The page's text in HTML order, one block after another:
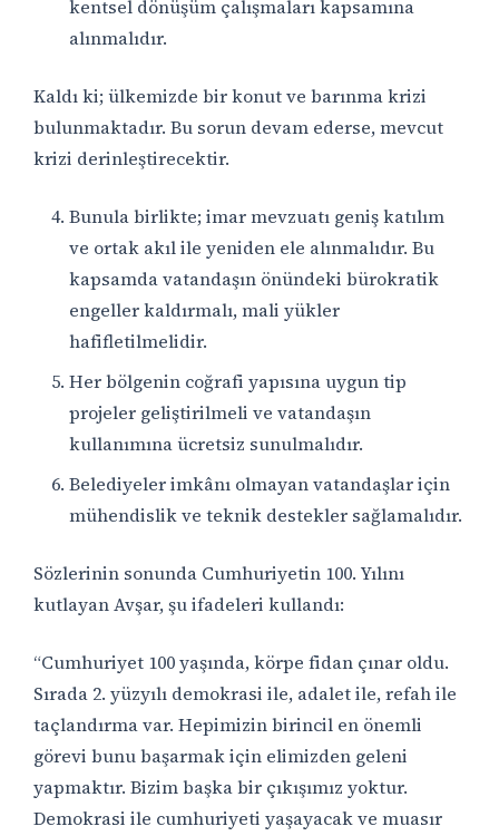
kentsel dönüşüm çalışmaları kapsamına
alınmalıdır.
Kaldı ki; ülkemizde bir konut ve barınma krizi
bulunmaktadır. Bu sorun devam ederse, mevcut
krizi derinleştirecektir.
Bunula birlikte; imar mevzuatı geniş katılım
ve ortak akıl ile yeniden ele alınmalıdır. Bu
kapsamda vatandaşın önündeki bürokratik
engeller kaldırmalı, mali yükler
hafifletilmelidir.
Her bölgenin coğrafi yapısına uygun tip
projeler geliştirilmeli ve vatandaşın
kullanımına ücretsiz sunulmalıdır.
Belediyeler imkânı olmayan vatandaşlar için
mühendislik ve teknik destekler sağlamalıdır.
Sözlerinin sonunda Cumhuriyetin 100. Yılını
kutlayan Avşar, şu ifadeleri kullandı:
“Cumhuriyet 100 yaşında, körpe fidan çınar oldu.
Sırada 2. yüzyılı demokrasi ile, adalet ile, refah ile
taçlandırma var. Hepimizin birincil en önemli
görevi bunu başarmak için elimizden geleni
yapmaktır. Bizim başka bir çıkışımız yoktur.
Demokrasi ile cumhuriyeti yaşayacak ve muasır